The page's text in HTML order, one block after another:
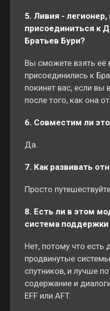
5. Ливия -
присоединиться к
Братьев Бури?
Вы сможете взять её
присоединились к
покинет вас, если вы
после того, как она
6. Совместим ли
Да.
7. Как развивать
Просто
8. Есть ли в этом
система поддержки
Нет, потому что есть
продвинутые
спутников, и лучше
содержание и
EFF или AFT.